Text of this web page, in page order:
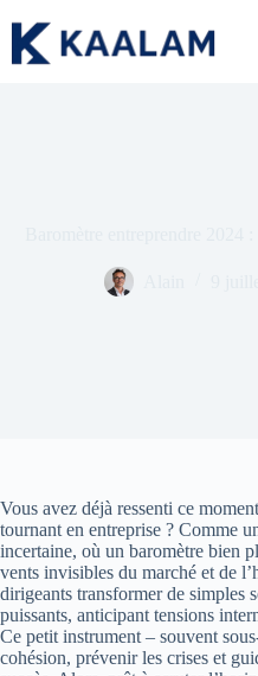
au
contenu
Vous avez déjà ressenti ce
tournant en entreprise ? Comme
incertaine, où un baromètre bien
vents invisibles du marché et de
dirigeants transformer de simples
puissants, anticipant tensions
Ce petit instrument – souvent
cohésion, prévenir les crises et